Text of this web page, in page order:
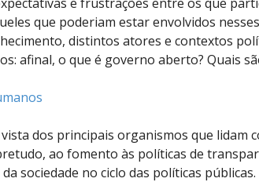
que poderiam estar envolvidos
distintos atores e contextos
afinal, o que é governo aberto? Quais
dos principais organismos que lidam
ao fomento às políticas de
sociedade no ciclo das políticas